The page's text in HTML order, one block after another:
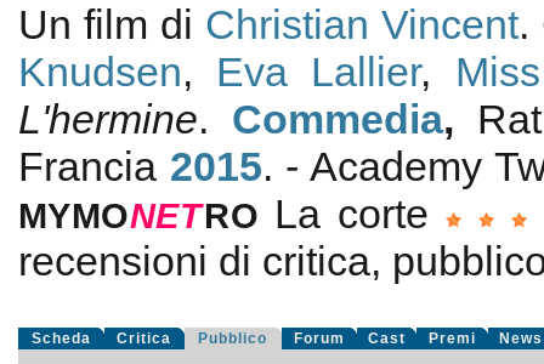
Un film di Christian Vincent.
Knudsen, Eva Lallier,
L'hermine. Commedia,
Francia 2015. - Academy
MYMONETRO La corte
recensioni di critica,
Scheda Critica Pubblico Forum Cast Premi News